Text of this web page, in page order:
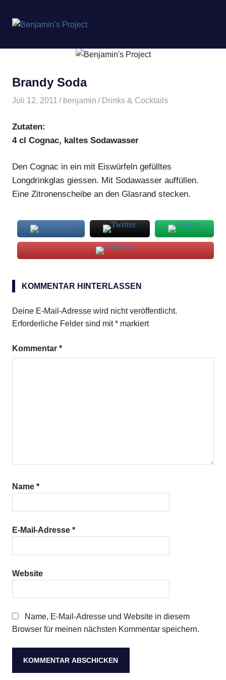
springen
Project
Brandy Soda
Juli 12, 2011 benjamin Drinks & Cocktails
Zutaten:
4 cl Cognac, kaltes Sodawasser
Den Cognac in ein mit Eiswürfeln gefülltes
Longdrinkglas giessen. Mit Sodawasser auffüllen.
Eine Zitronenscheibe an den Glasrand stecken.
Soda
KOMMENTAR HINTERLASSEN
Deine E-Mail-Adresse wird nicht veröffentlicht.
Erforderliche Felder sind mit* markiert
Kommentar *
Name *
E-Mail-Adresse *
Website
Name, E-Mail-Adresse und Website in diesem
Browser für meinen nächsten Kommentar speichern.